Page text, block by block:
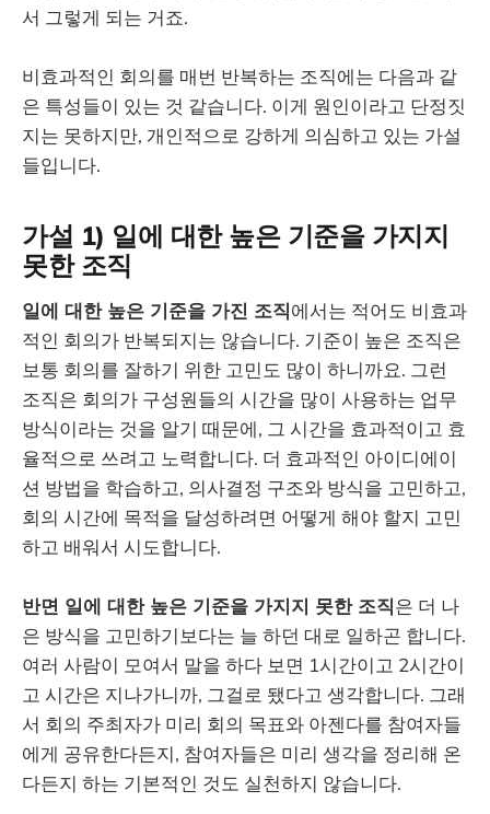
서 그렇게 되는 거죠.
비효과적인 회의를 매번 반복하는 조직에는 다음과 같
은 특성들이 있는 것 같습니다. 이게 원인이라고 단정짓
지는 못하지만, 개인적으로 강하게 의심하고 있는 가설
들입니다.
가설 1) 일에 대한 높은 기준을 가지지
못한 조직
일에 대한 높은 기준을 가진 조직에서는 적어도 비효과
적인 회의가 반복되지는 않습니다. 기준이 높은 조직은
보통 회의를 잘하기 위한 고민도 많이 하니까요. 그런
조직은 회의가 구성원들의 시간을 많이 사용하는 업무
방식이라는 것을 알기 때문에, 그 시간을 효과적이고 효
율적으로 쓰려고 노력합니다. 더 효과적인 아이디에이
션 방법을 학습하고, 의사결정 구조와 방식을 고민하고,
회의 시간에 목적을 달성하려면 어떻게 해야 할지 고민
하고 배워서 시도합니다.
반면 일에 대한 높은 기준을 가지지 못한 조직은 더 나
은 방식을 고민하기보다는 늘 하던 대로 일하곤 합니다.
여러 사람이 모여서 말을 하다 보면 1시간이고 2시간이
고 시간은 지나가니까, 그걸로 됐다고 생각합니다. 그래
서 회의 주최자가 미리 회의 목표와 아젠다를 참여자들
에게 공유한다든지, 참여자들은 미리 생각을 정리해 온
다든지 하는 기본적인 것도 실천하지 않습니다.